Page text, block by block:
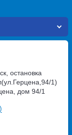
остановка
1)
дом 94/1